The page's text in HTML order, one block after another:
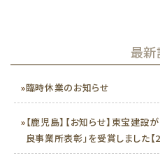
最
»臨時休業のお知らせ
»【鹿児島】【お知らせ】東宝建
良事業所表彰」を受賞しました【